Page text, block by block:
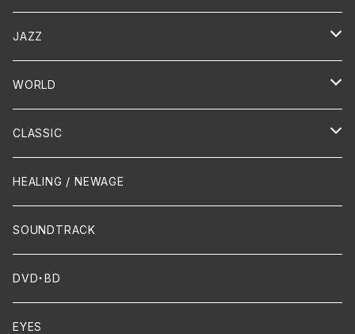
演歌 / 歌謡曲
PUNK/HARDCORE
Hip-Hop/Dancehall Reggae
Oldies
HR/HM
JAZZ
Vocal
Piano
Crossover / Fusion
Dixie / New Orleans
FUNK
WORLD
HAWAIIAN
Chanson
CLASSIC
Piano
Flute
Violin
Cello
HEALING / NEWAGE
SOUNDTRACK
DVD・BD
EYES